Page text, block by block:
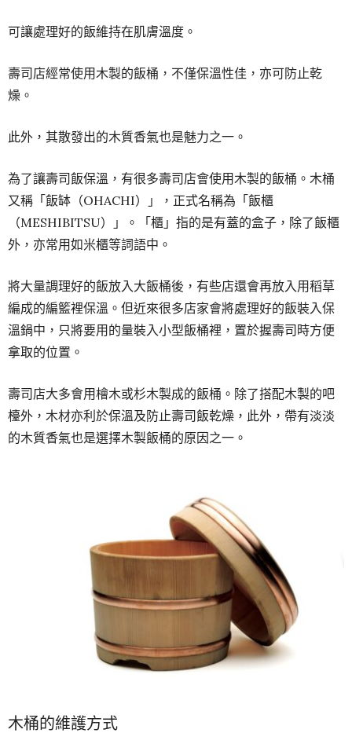
可讓處理好的飯維持在肌膚溫度。
壽司店經常使用木製的飯桶，不僅保溫性佳，亦可防止乾
燥。
此外，其散發出的木質香氣也是魅力之一。
為了讓壽司飯保溫，有很多壽司店會使用木製的飯桶。木桶
又稱「飯缽（OHACHI）」，正式名稱為「飯櫃
（MESHIBITSU）」。「櫃」指的是有蓋的盒子，除了飯櫃
外，亦常用如米櫃等詞語中。
將大量調理好的飯放入大飯桶後，有些店還會再放入用稻草
編成的編籃裡保溫。但近來很多店家會將處理好的飯裝入保
溫鍋中，只將要用的量裝入小型飯桶裡，置於握壽司時方便
拿取的位置。
壽司店大多會用檜木或杉木製成的飯桶。除了搭配木製的吧
檯外，木材亦利於保溫及防止壽司飯乾燥，此外，帶有淡淡
的木質香氣也是選擇木製飯桶的原因之一。
木桶的維護方式